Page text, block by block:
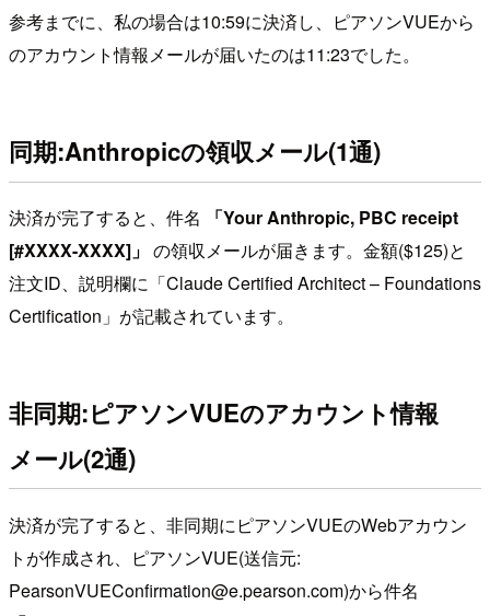
参考までに、私の場合は10:59に決済し、ピアソンVUEから
のアカウント情報メールが届いたのは11:23でした。
同期:Anthropicの領収メール(1通)
決済が完了すると、件名
「Your Anthropic, PBC receipt
[#XXXX-XXXX]」 の領収メールが届きます。金額($125)と
注文ID、説明欄に「Claude Certified Architect – Foundations
Certification」が記載されています。
非同期:ピアソンVUEのアカウント情報
メール(2通)
決済が完了すると、非同期にピアソンVUEのWebアカウン
トが作成され、ピアソンVUE(送信元:
PearsonVUEConfirmation@e.pearson.com)から件名